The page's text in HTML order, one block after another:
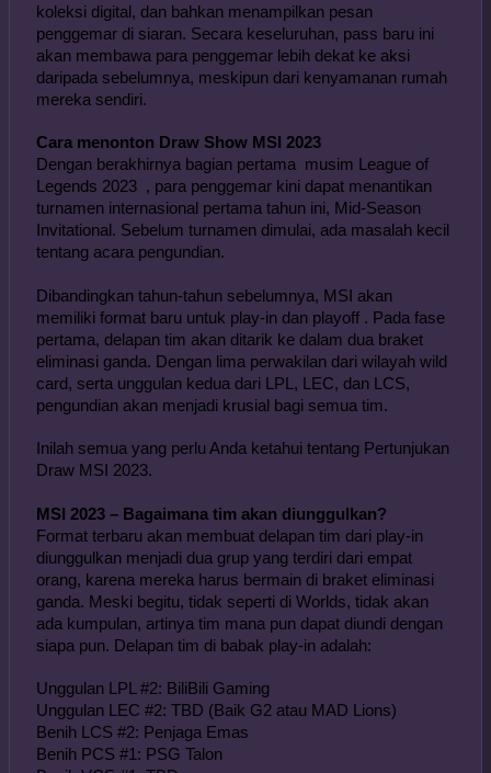
koleksi digital, dan bahkan menampilkan pesan
penggemar di siaran. Secara keseluruhan, pass baru ini
akan membawa para penggemar lebih dekat ke aksi
daripada sebelumnya, meskipun dari kenyamanan rumah
mereka sendiri.
Cara menonton Draw Show MSI 2023
Dengan berakhirnya bagian pertama  musim League of
Legends 2023  , para penggemar kini dapat menantikan
turnamen internasional pertama tahun ini, Mid-Season
Invitational. Sebelum turnamen dimulai, ada masalah kecil
tentang acara pengundian.
Dibandingkan tahun-tahun sebelumnya, MSI akan
memiliki format baru untuk play-in dan playoff . Pada fase
pertama, delapan tim akan ditarik ke dalam dua braket
eliminasi ganda. Dengan lima perwakilan dari wilayah wild
card, serta unggulan kedua dari LPL, LEC, dan LCS,
pengundian akan menjadi krusial bagi semua tim.
Inilah semua yang perlu Anda ketahui tentang Pertunjukan
Draw MSI 2023.
MSI 2023 – Bagaimana tim akan diunggulkan?
Format terbaru akan membuat delapan tim dari play-in
diunggulkan menjadi dua grup yang terdiri dari empat
orang, karena mereka harus bermain di braket eliminasi
ganda. Meski begitu, tidak seperti di Worlds, tidak akan
ada kumpulan, artinya tim mana pun dapat diundi dengan
siapa pun. Delapan tim di babak play-in adalah:
Unggulan LPL #2: BiliBili Gaming
Unggulan LEC #2: TBD (Baik G2 atau MAD Lions)
Benih LCS #2: Penjaga Emas
Benih PCS #1: PSG Talon